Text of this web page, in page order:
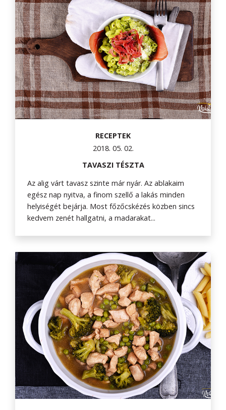
RECEPTEK
2018. 05. 02.
TAVASZI TÉSZTA
Az alig várt tavasz szinte már nyár. Az ablakaim
egész nap nyitva, a finom szellő a lakás minden
helyiségét bejárja. Most főzőcskézés közben sincs
kedvem zenét hallgatni, a madarakat...